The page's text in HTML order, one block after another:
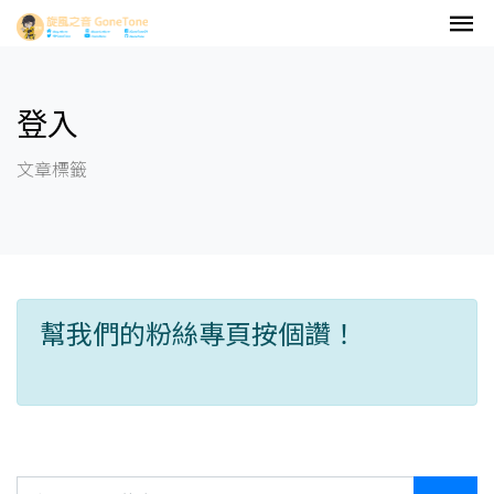
登入
文章標籤
幫我們的粉絲專頁按個讚！